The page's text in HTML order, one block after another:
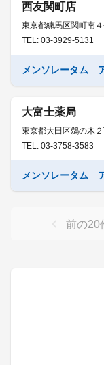
西友関町店
東京都練馬区関町南
TEL: 03-3929-5131
メンソレータム
大富士薬局
東京都大田区鵜の木
TEL: 03-3758-3583
メンソレータム
前の20